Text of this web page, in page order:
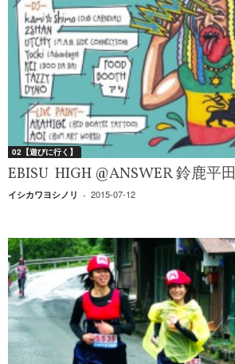
02【遊びに行く】
EBISU HIGH @ANSWER 鈴鹿平田
イシカワヨシノリ - 2015-07-12